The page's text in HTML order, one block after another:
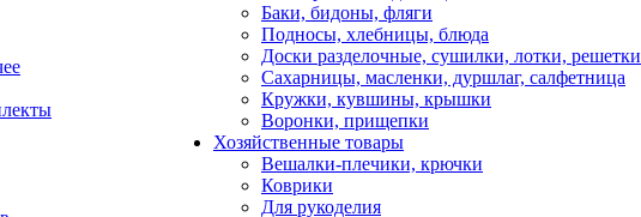
Баки, бидоны, фляги
Подносы, хлебницы, блюда
Доски разделочные, сушилки, лотки, решетки
Сахарницы, масленки, дуршлаг, салфетница
Кружки, кувшины, крышки
Воронки, прищепки
Хозяйственные товары
Вешалки-плечики, крючки
Коврики
Для рукоделия